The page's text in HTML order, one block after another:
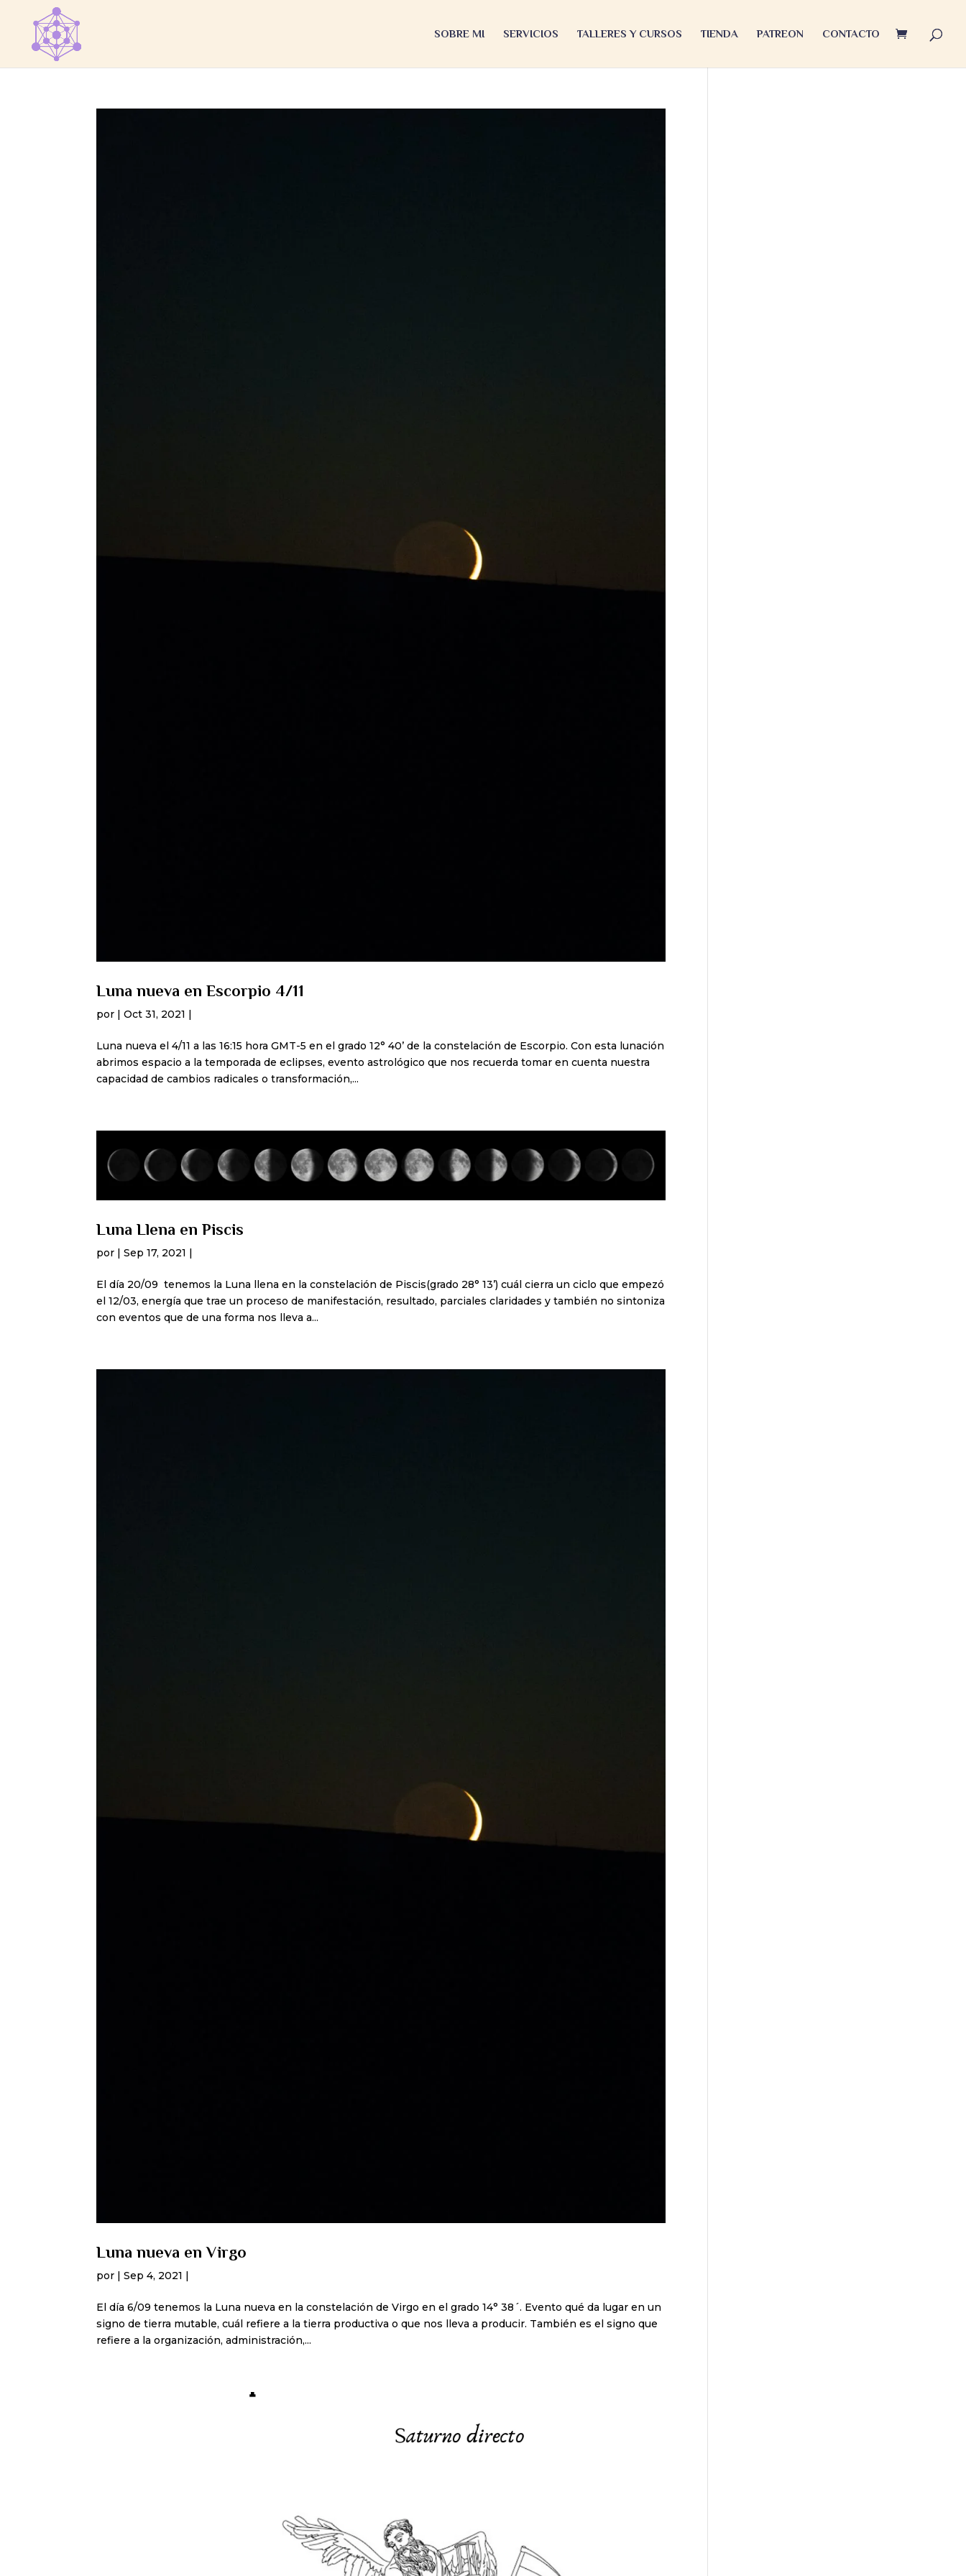
SOBRE MI SERVICIOS TALLERES Y CURSOS TIENDA PATREON CONTACTO
Luna nueva en Escorpio 4/11
por |Oct 31, 2021
Luna nueva el 4/11 a las 16:15 hora GMT-5 en el grado 12° 40’ de la constelación de Escorpio. Con esta lunación
abrimos espacio a la temporada de eclipses, evento astrológico que nos recuerda tomar en cuenta nuestra
capacidad de cambios radicales o transformación,...
Luna Llena en Piscis
por |Sep 17, 2021
El día 20/09 tenemos la Luna llena en la constelación de Piscis(grado 28° 13’) cuál cierra un ciclo que empezó
el 12/03, energía que trae un proceso de manifestación, resultado, parciales claridades y también no sintoniza
con eventos que de una forma nos lleva a...
Luna nueva en Virgo
por |Sep 4, 2021 |
El día 6/09 tenemos la Luna nueva en la constelación de Virgo en el grado 14° 38´. Evento qué da lugar en un
signo de tierra mutable, cuál refiere a la tierra productiva o que nos lleva a producir. También es el signo que
refiere a la organización, administración,...